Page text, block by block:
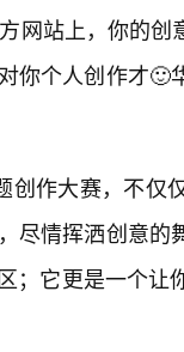
网站上，你的
你个人创作才
创作大赛，不仅
尽情挥洒创意
；它更是一个让